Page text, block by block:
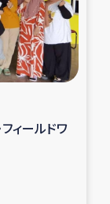
ィールドワ